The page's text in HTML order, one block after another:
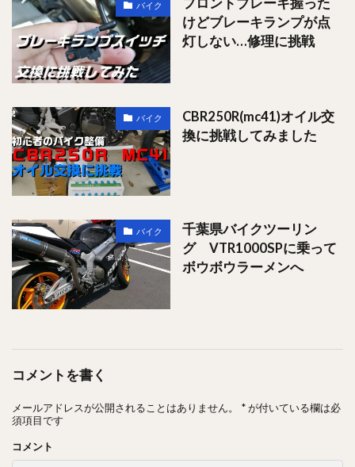
バイク
フロントブレーキ握った
けどブレーキランプが点
灯しない…修理に挑戦
バイク
CBR250R(mc41)オイル交
換に挑戦してみました
バイク
千葉県バイクツーリン
グ VTR1000SPに乗って
ボウボウラーメンへ
コメントを書く
メールアドレスが公開されることはありません。 *が付いている欄は必
須項目です
コメント